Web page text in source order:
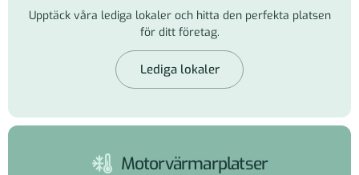
Upptäck våra lediga lokaler och hitta den perfekta platsen
för ditt företag.
Lediga lokaler
Motorvärmarplatser